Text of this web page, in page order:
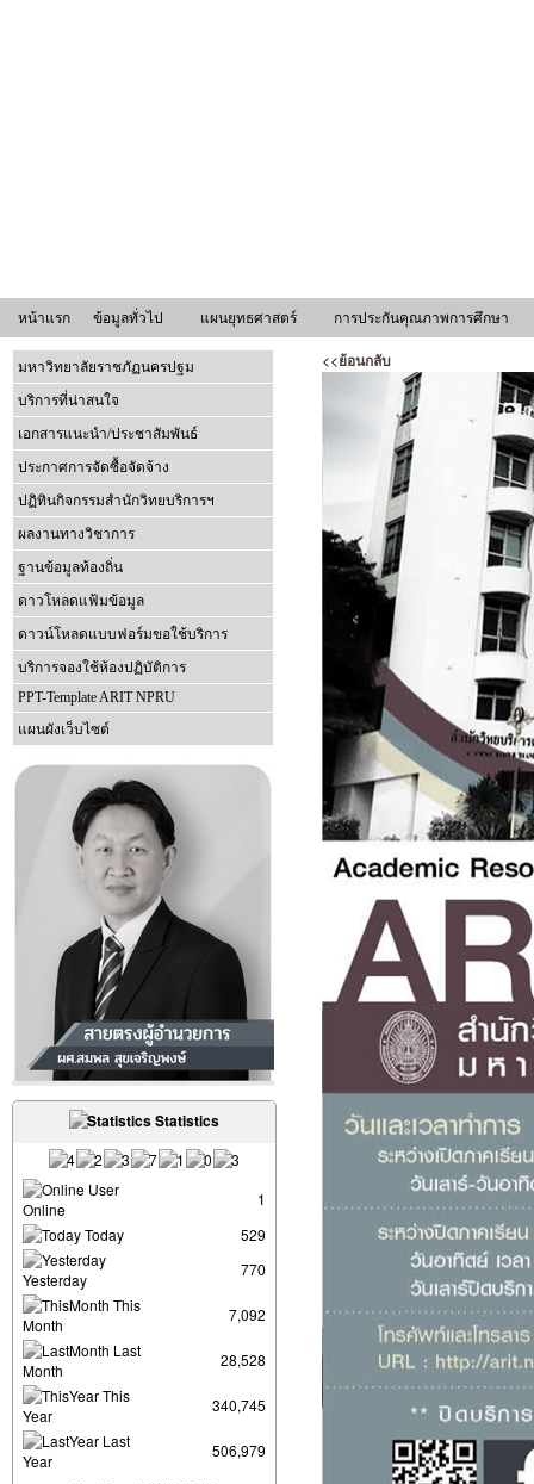
หน้าแรก ข้อมูลทั่วไป แผนยุทธศาสตร์ การประกันคุณภาพการศึกษา
มหาวิทยาลัยราชภัฏนครปฐม
บริการที่น่าสนใจ
เอกสารแนะนำ/ประชาสัมพันธ์
ประกาศการจัดซื้อจัดจ้าง
ปฏิทินกิจกรรมสำนักวิทยบริการฯ
ผลงานทางวิชาการ
ฐานข้อมูลท้องถิ่น
ดาวโหลดแฟ้มข้อมูล
ดาวน์โหลดแบบฟอร์มขอใช้บริการ
บริการจองใช้ห้องปฏิบัติการ
PPT-Template ARIT NPRU
แผนผังเว็บไซต์
Statistics
User
Online
1
Today
529
Yesterday
770
This
Month
7,092
Last
Month
28,528
This
Year
340,745
Last
Year
506,979
<<ย้อนกลับ